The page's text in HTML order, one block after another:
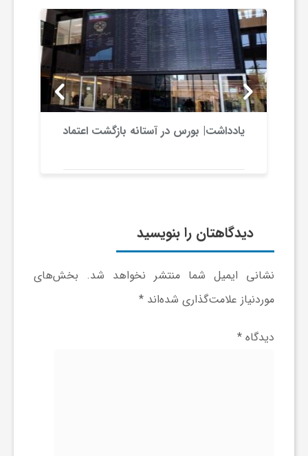
یادداشت| بورس در آستانه بازگشت اعتماد
دیدگاهتان را بنویسید
نشانی ایمیل شما منتشر نخواهد شد. بخش‌های
موردنیاز علامت‌گذاری شده‌اند *
دیدگاه *